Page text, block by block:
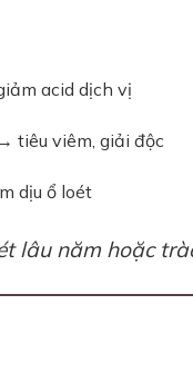
acid dịch vị
tiêu viêm, giải độc
dịu ổ loét
lâu năm hoặc